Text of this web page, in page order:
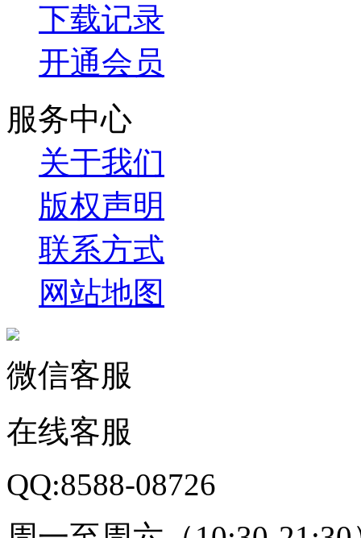
下载记录
开通会员
服务中心
关于我们
版权声明
联系方式
网站地图
微信客服
在线客服
QQ:8588-08726